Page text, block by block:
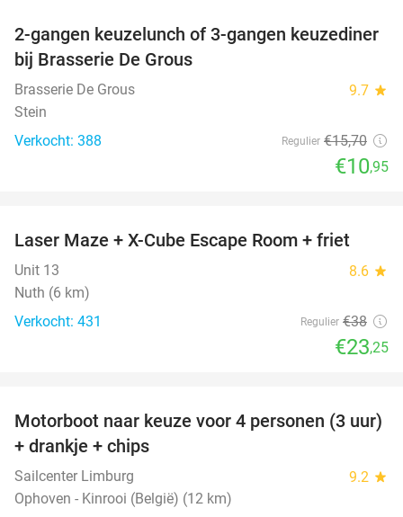
30%
2-gangen keuzelunch of 3-gangen keuzediner
bij Brasserie De Grous
Brasserie De Grous 9.7 star
Stein
Verkocht: 388
Regulier €15,70
€10,95
39%
Laser Maze + X-Cube Escape Room + friet
Unit 13 8.6 star
Nuth (6 km)
Verkocht: 431
Regulier €38
€23,25
31%
Motorboot naar keuze voor 4 personen (3 uur)
+ drankje + chips
Sailcenter Limburg 9.2 star
Ophoven - Kinrooi (België) (12 km)